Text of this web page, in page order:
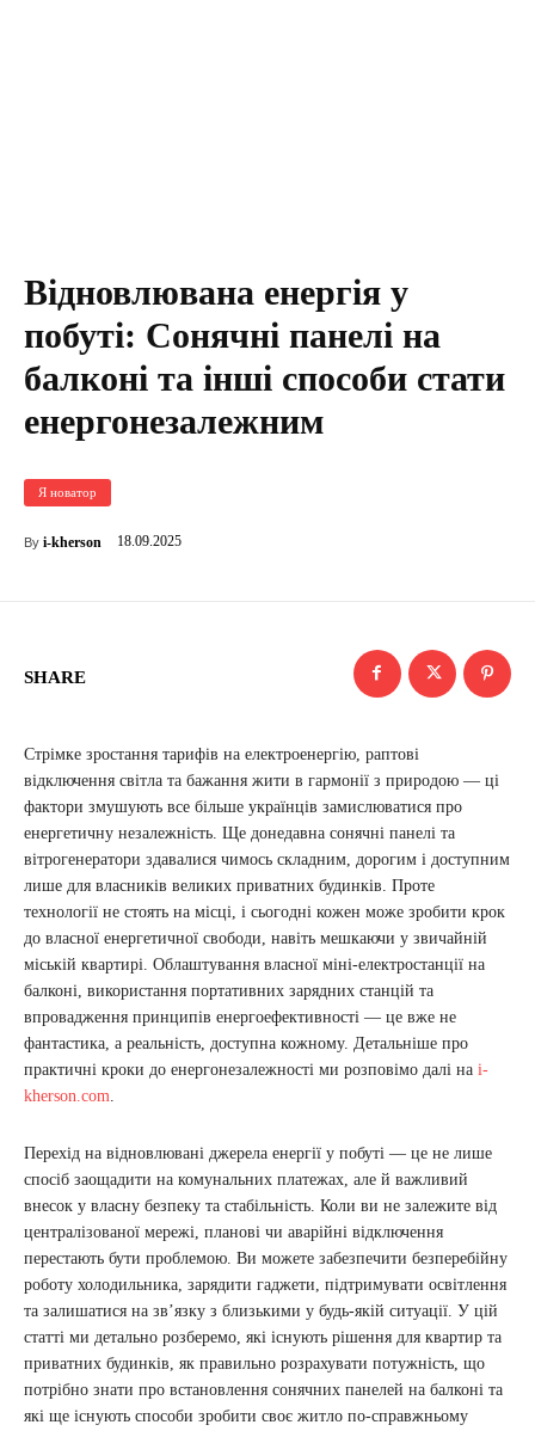
Відновлювана енергія у
побуті: Сонячні панелі на
балконі та інші способи стати
енергонезалежним
Я новатор
By i-kherson 18.09.2025
SHARE
Стрімке зростання тарифів на електроенергію, раптові
відключення світла та бажання жити в гармонії з природою — ці
фактори змушують все більше українців замислюватися про
енергетичну незалежність. Ще донедавна сонячні панелі та
вітрогенератори здавалися чимось складним, дорогим і доступним
лише для власників великих приватних будинків. Проте
технології не стоять на місці, і сьогодні кожен може зробити крок
до власної енергетичної свободи, навіть мешкаючи у звичайній
міській квартирі. Облаштування власної міні-електростанції на
балконі, використання портативних зарядних станцій та
впровадження принципів енергоефективності — це вже не
фантастика, а реальність, доступна кожному. Детальніше про
практичні кроки до енергонезалежності ми розповімо далі на i-
kherson.com
Перехід на відновлювані джерела енергії у побуті — це не лише
спосіб заощадити на комунальних платежах, але й важливий
внесок у власну безпеку та стабільність. Коли ви не залежите від
централізованої мережі, планові чи аварійні відключення
перестають бути проблемою. Ви можете забезпечити безперебійну
роботу холодильника, зарядити гаджети, підтримувати освітлення
та залишатися на зв’язку з близькими у будь-якій ситуації. У цій
статті ми детально розберемо, які існують рішення для квартир та
приватних будинків, як правильно розрахувати потужність, що
потрібно знати про встановлення сонячних панелей на балконі та
які ще існують способи зробити своє житло по-справжньому